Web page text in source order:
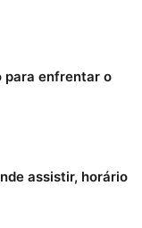
para enfrentar o
assistir, horário